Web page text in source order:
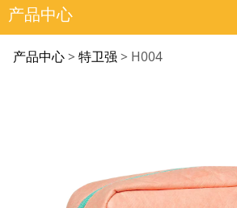
产品中心
H004
产品中心> 特卫强 > H004